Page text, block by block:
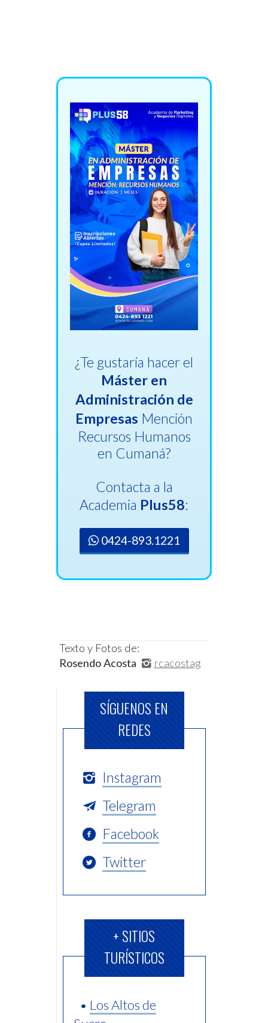
¿Te gustaría hacer el
Máster en
Administración de
Empresas Mención
Recursos Humanos
en Cumaná?
Contacta a la
Academia Plus58:
0424-893.1221
Texto y Fotos de:
Rosendo Acosta
rcacostag
SÍGUENOS EN
REDES
Instagram
Telegram
Facebook
Twitter
+ SITIOS
TURÍSTICOS
• Los Altos de